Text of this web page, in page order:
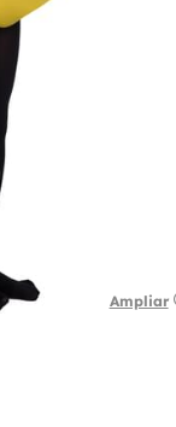
Ampliar